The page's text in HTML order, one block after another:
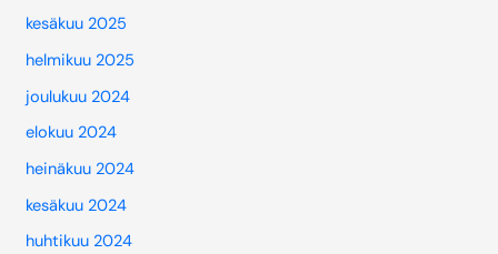
kesäkuu 2025
helmikuu 2025
joulukuu 2024
elokuu 2024
heinäkuu 2024
kesäkuu 2024
huhtikuu 2024